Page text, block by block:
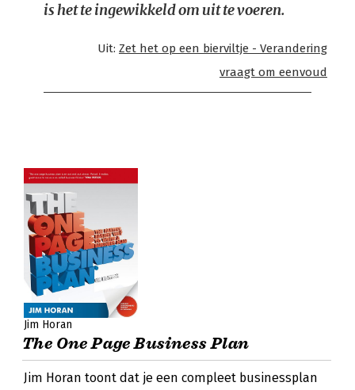
is het te ingewikkeld om uit te voeren.
Uit: Zet het op een bierviltje - Verandering
vraagt om eenvoud
Jim Horan
The One Page Business Plan
Jim Horan toont dat je een compleet businessplan